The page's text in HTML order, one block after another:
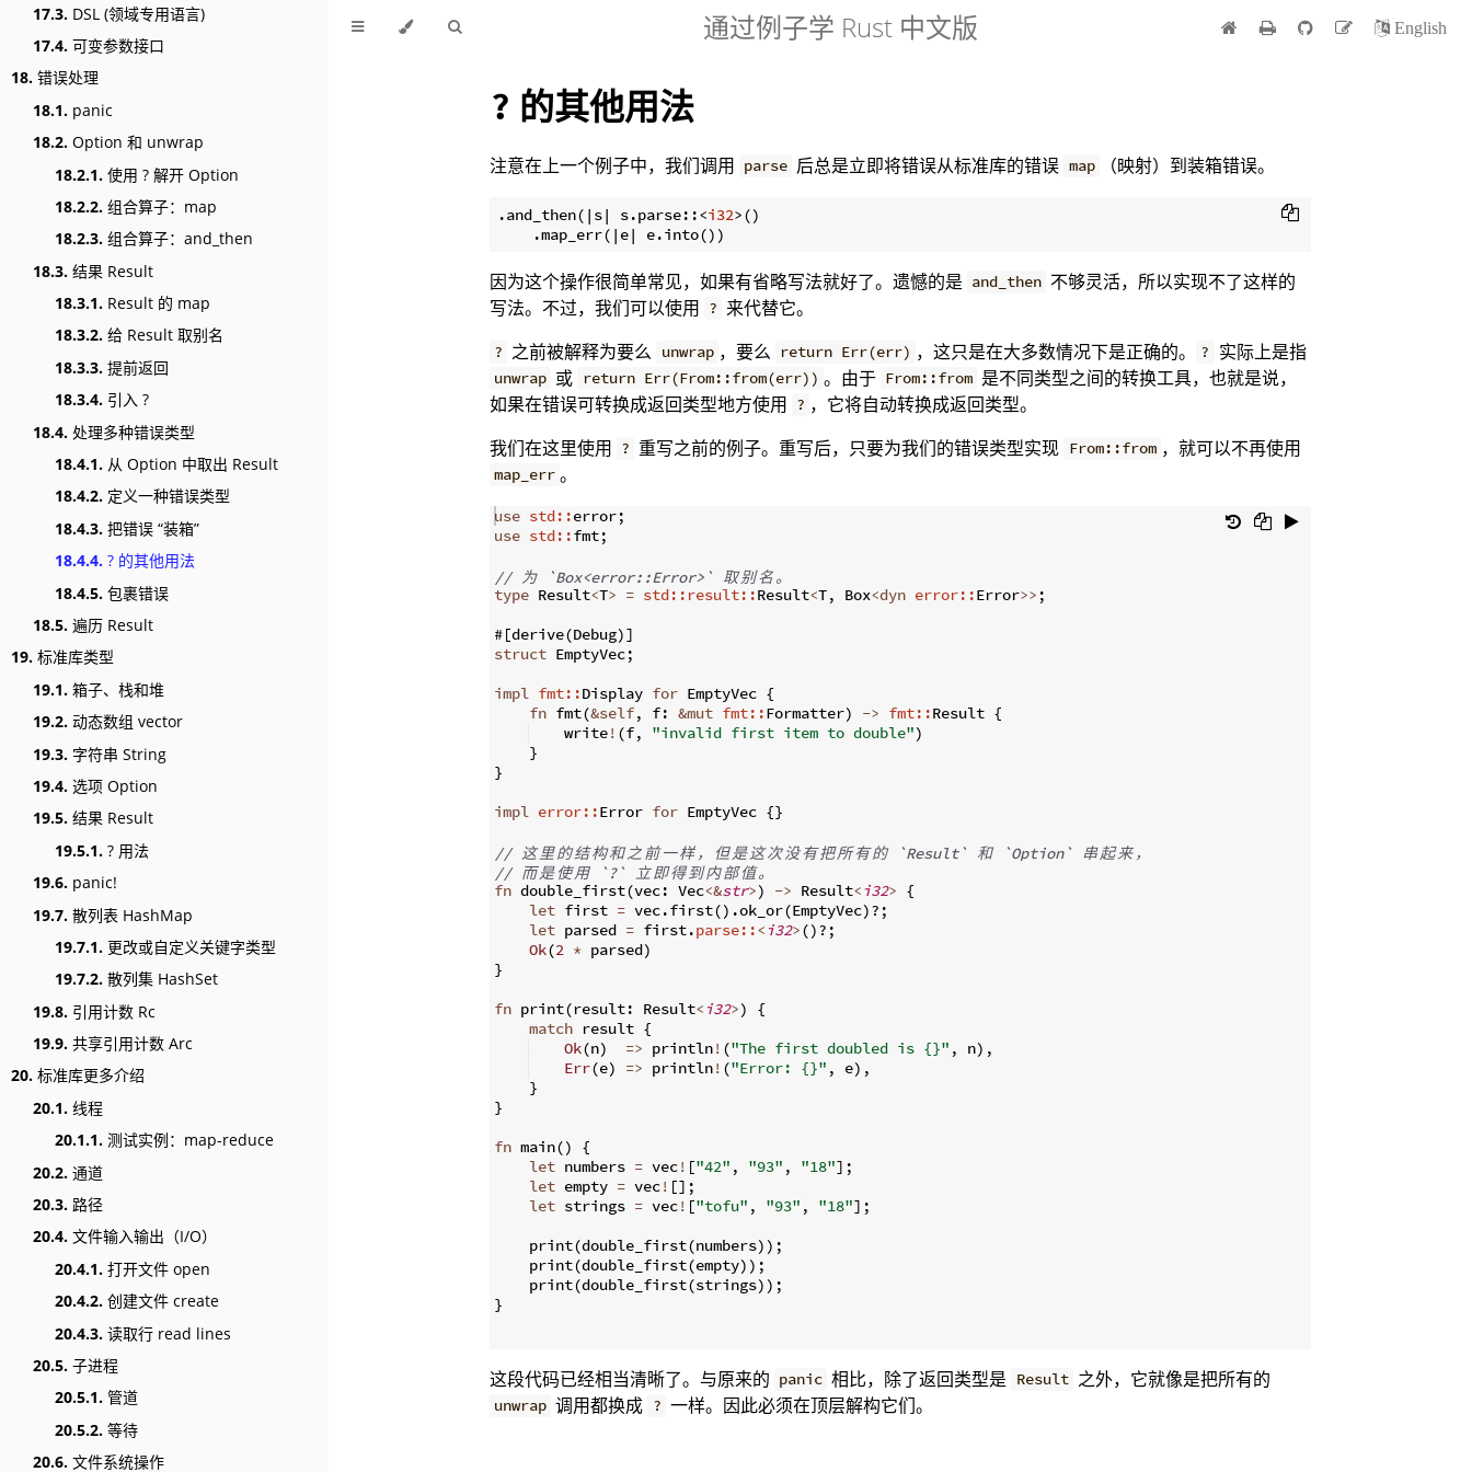
17.3. DSL (领域专用语言)
17.4. 可变参数接口
18. 错误处理
18.1. panic
18.2. Option 和 unwrap
18.2.1. 使用 ? 解开 Option
18.2.2. 组合算子：map
18.2.3. 组合算子：and_then
18.3. 结果 Result
18.3.1. Result 的 map
18.3.2. 给 Result 取别名
18.3.3. 提前返回
18.3.4. 引入 ?
18.4. 处理多种错误类型
18.4.1. 从 Option 中取出 Result
18.4.2. 定义一种错误类型
18.4.3. 把错误 “装箱”
18.4.4. ? 的其他用法
18.4.5. 包裹错误
18.5. 遍历 Result
19. 标准库类型
19.1. 箱子、栈和堆
19.2. 动态数组 vector
19.3. 字符串 String
19.4. 选项 Option
19.5. 结果 Result
19.5.1. ? 用法
19.6. panic!
19.7. 散列表 HashMap
19.7.1. 更改或自定义关键字类型
19.7.2. 散列集 HashSet
19.8. 引用计数 Rc
19.9. 共享引用计数 Arc
20. 标准库更多介绍
20.1. 线程
20.1.1. 测试实例：map-reduce
20.2. 通道
20.3. 路径
20.4. 文件输入输出（I/O）
20.4.1. 打开文件 open
20.4.2. 创建文件 create
20.4.3. 读取行 read lines
20.5. 子进程
20.5.1. 管道
20.5.2. 等待
20.6. 文件系统操作
通过例子学 Rust 中文版 English
? 的其他用法
注意在上一个例子中，我们调用 parse 后总是立即将错误从标准库的错误 map （映射）到装箱错误。
.and_then(|s| s.parse::<i32>()
因为这个操作很简单常见，如果有省略写法就好了。遗憾的是 and_then 不够灵活，所以实现不了这样的
写法。不过，我们可以使用 ? 来代替它。
? 之前被解释为要么 unwrap ，要么 return Err(err) ，这只是在大多数情况下是正确的。 ? 实际上是指
unwrap 或 return Err(From::from(err)) 。由于 From::from 是不同类型之间的转换工具，也就是说，
如果在错误可转换成返回类型地方使用 ? ，它将自动转换成返回类型。
我们在这里使用 ? 重写之前的例子。重写后，只要为我们的错误类型实现 From::from ，就可以不再使用
map_err 。
use std::error;
use std::fmt;
// 为 `Box<error::Error>` 取别名。
type Result<T> = std::result::Result<T, Box<dyn error::Error>> ;
#[derive(Debug)]
struct EmptyVec;
impl fmt::Display for EmptyVec {
fn fmt(&self, f: &mut fmt::Formatter) -> fmt::Result {
    write
! (f, "invalid first item to double")
}
}
impl error::Error for EmptyVec {}
// 这里的结构和之前 一样 ， 但是这次没 有把所 有的 `Result` 和 `Option` 串起来 ，
// 而是 使用 `?` 立即得到内部 值。
fn double_first(vec: Vec<&str>) -> Result<i32> {
let first = vec.first() .ok_or(EmptyVec)?;
let parsed = first.parse::<i32>()?;
Ok(2 * parsed)
}
fn print(result: Result<i32>)
{
match result {
Ok(n) => println! ("The first doubled is {}" , n) ,
Err(e) => println! ("Error: {}" , e) ,
}
}
fn main()
{
let numbers = vec! ["42" , "93" , "18"] ;
let empty = vec! [] ;
let strings = vec! ["tofu" , "93" , "18"] ;
    print
(double_first(numbers)) ;
    print
(double_first(empty)) ;
    print
(double_first(strings)) ;
}
这段代码已经相当清晰了。与原来的 panic 相比，除了返回类型是 Result 之外，它就像是把所有的
unwrap 调用都换成 ? 一样。因此必须在顶层解构它们。